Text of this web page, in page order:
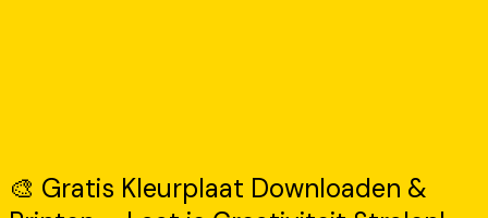
🎨 Gratis Kleurplaat Downloaden &